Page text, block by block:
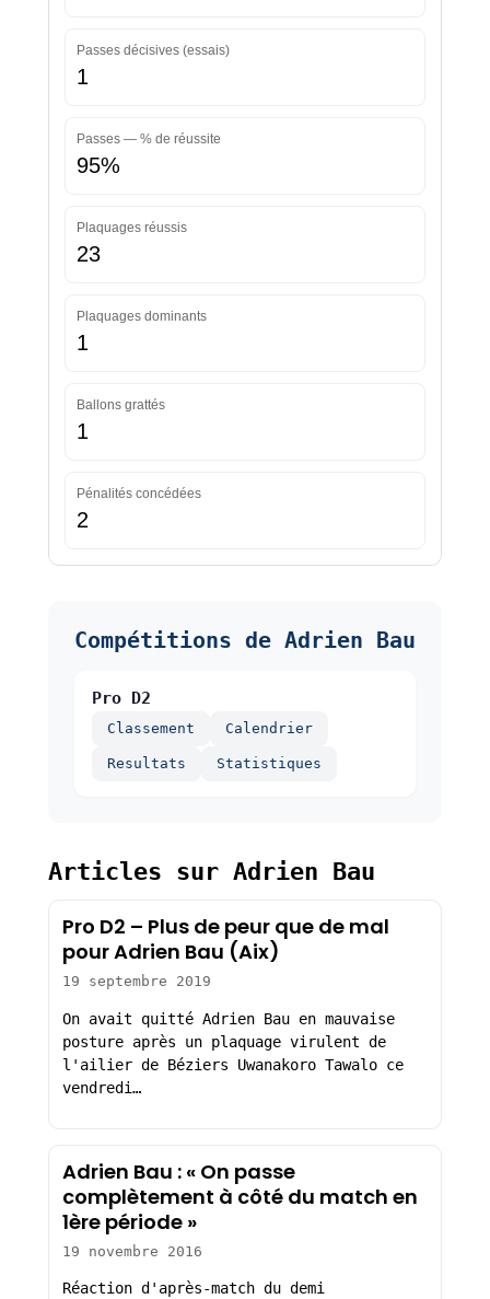
Passes décisives (essais)
1
Passes — % de réussite
95%
Plaquages réussis
23
Plaquages dominants
1
Ballons grattés
1
Pénalités concédées
2
Compétitions de Adrien Bau
Pro D2
Classement Calendrier
Resultats Statistiques
Articles sur Adrien Bau
Pro D2 – Plus de peur que de mal
pour Adrien Bau (Aix)
19 septembre 2019
On avait quitté Adrien Bau en mauvaise
posture après un plaquage virulent de
l'ailier de Béziers Uwanakoro Tawalo ce
vendredi…
Adrien Bau : « On passe
complètement à côté du match en
1ère période »
19 novembre 2016
Réaction d'après-match du demi